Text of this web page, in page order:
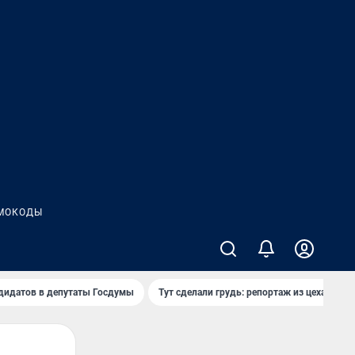
в депутаты Госдумы Тут сделали грудь: репортаж из цеха